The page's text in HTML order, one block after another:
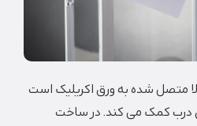
متصل شده به ورق اکریلیک است
درب کمک می کند. در ساخت